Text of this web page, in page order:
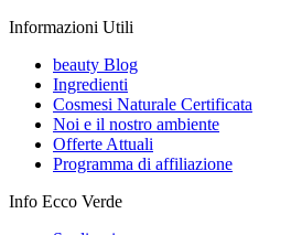
Informazioni Utili
beauty Blog
Ingredienti
Cosmesi Naturale Certificata
Noi e il nostro ambiente
Offerte Attuali
Programma di affiliazione
Info Ecco Verde